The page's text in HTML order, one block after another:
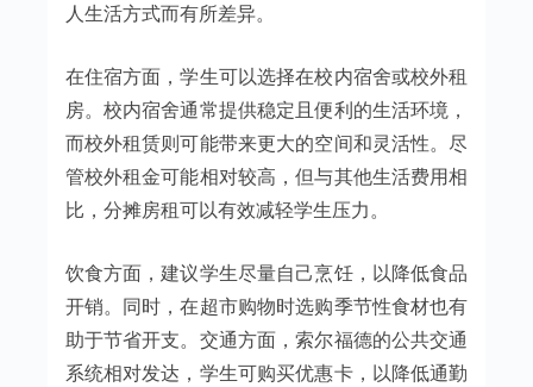
人生活方式而有所差异。
在住宿方面，学生可以选择在校内宿舍或校外租
房。校内宿舍通常提供稳定且便利的生活环境，
而校外租赁则可能带来更大的空间和灵活性。尽
管校外租金可能相对较高，但与其他生活费用相
比，分摊房租可以有效减轻学生压力。
饮食方面，建议学生尽量自己烹饪，以降低食品
开销。同时，在超市购物时选购季节性食材也有
助于节省开支。交通方面，索尔福德的公共交通
系统相对发达，学生可购买优惠卡，以降低通勤